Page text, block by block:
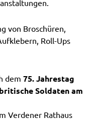
von Broschüren,
Roll-Ups
dem 75. Jahrestag
Soldaten am
Verdener Rathaus